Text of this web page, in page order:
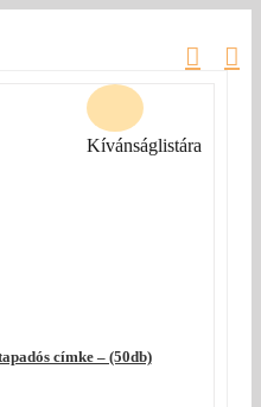
címke – (50db)
Kívánságlistára